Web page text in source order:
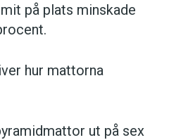
på plats minskade
hur mattorna
ut på sex